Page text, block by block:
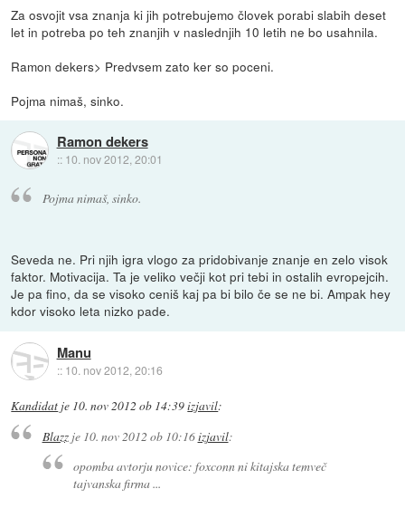
Za osvojit vsa znanja ki jih potrebujemo človek porabi slabih deset
let in potreba po teh znanjih v naslednjih 10 letih ne bo usahnila.
Ramon dekers> Predvsem zato ker so poceni.
Pojma nimaš, sinko.
Ramon dekers
:: 10. nov 2012, 20:01
Pojma nimaš, sinko.
Seveda ne. Pri njih igra vlogo za pridobivanje znanje en zelo visok
faktor. Motivacija. Ta je veliko večji kot pri tebi in ostalih evropejcih.
Je pa fino, da se visoko ceniš kaj pa bi bilo če se ne bi. Ampak hey
kdor visoko leta nizko pade.
Manu
:: 10. nov 2012, 20:16
Kandidat je 10. nov 2012 ob 14:39izjavil:
Blazzje 10. nov 2012 ob 10:16izjavil:
opomba avtorju novice: foxconn ni kitajska temveč
tajvanska firma ...